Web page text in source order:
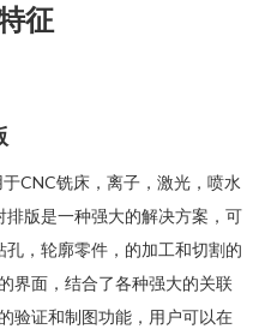
征
CNC铣床，离子，激光，喷水
版是一种强大的解决方案，可
，轮廓零件，的加工和切割的
界面，结合了各种强大的关联
验证和制图功能，用户可以在